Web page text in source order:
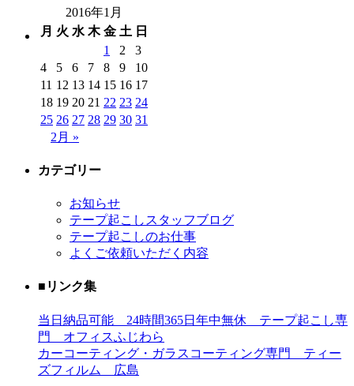
2016年1月
月 火 水 木 金 土 日
1
2
3
4
5 6 7 8 9
10
11 12 13 14 15 16 17
18 19 20 21 22 23 24
25 26 27 28 29 30 31
2月 »
カテゴリー
お知らせ
テープ起こしスタッフブログ
テープ起こしのお仕事
よくご依頼いただく内容
■リンク集
当日納品可能 24時間365日年中無休 テープ起こし専
門 オフィスふじわら
カーコーティング・ガラスコーティング専門 ティー
ズフィルム 広島